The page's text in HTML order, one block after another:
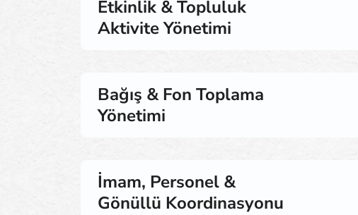
Etkinlik & Topluluk
Aktivite Yönetimi
Bağış & Fon Toplama
Yönetimi
İmam, Personel &
Gönüllü Koordinasyonu